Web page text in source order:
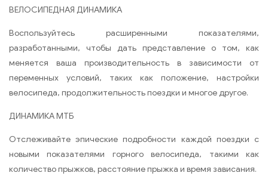
ВЕЛОСИПЕДНАЯ ДИНАМИКА
Воспользуйтесь расширенными показателями,
разработанными, чтобы дать представление о том, как
меняется ваша производительность в зависимости от
переменных условий, таких как положение, настройки
велосипеда, продолжительность поездки и многое другое.
ДИНАМИКА МТБ
Отслеживайте эпические подробности каждой поездки с
новыми показателями горного велосипеда, такими как
количество прыжков, расстояние прыжка и время зависания.